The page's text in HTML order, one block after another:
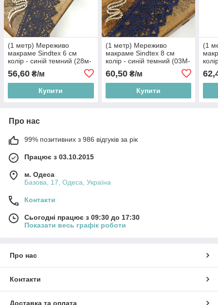
(1 метр) Мереживо
макраме Sindtex 6 см
колір - синій темний (28м-
56,60 ₴/м
Купити
(1 метр) Мереживо
макраме Sindtex 8 см
колір - синій темний (03М-
60,50₴/м
Купити
(1
Про нас
99% позитивних з 986 відгуків за рік
Працює з 03.10.2015
м. Одеса
Базова, 17, Одеса, Україна
Контакти
Сьогодні працює з 09:30 до 17:30
Показати весь графік роботи
Про нас
Контакти
Доставка та оплата